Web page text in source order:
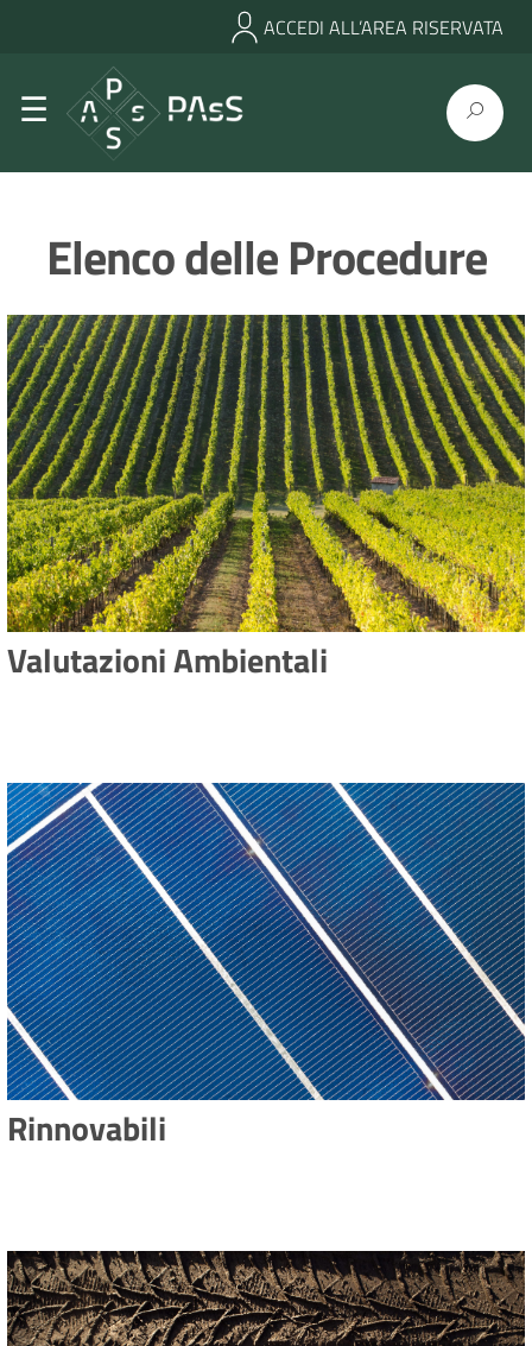
ACCEDI ALL’AREA RISERVATA
Elenco delle Procedure
Valutazioni Ambientali
Rinnovabili